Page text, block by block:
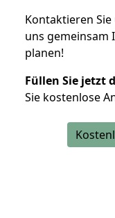
Kontaktieren
uns gemeinsam
planen!
Füllen Sie jetzt
Sie kostenlose